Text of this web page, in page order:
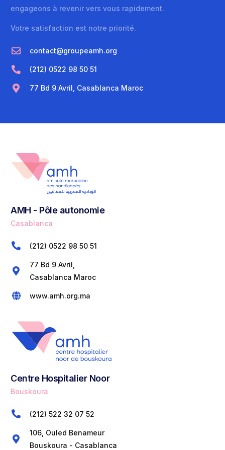
engageons à revenir vers vous rapidement.
Votre satisfaction est notre priorité.
contact@groupeamh.org
(212) 0522 98 50 51
77 Bd 9 Avril, Casablanca Maroc
AMH - Pôle autonomie
Casablanca
(212) 0522 98 50 51
77 Bd 9 Avril,
Casablanca Maroc
www.amh.org.ma
Centre Hospitalier Noor
Bouskoura
(212) 522 32 07 52
106, Ouled Benameur
Bouskoura - Casablanca